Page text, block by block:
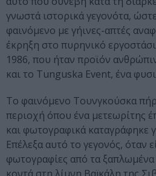
γνωστά ιστορικά γεγονότα,
φαινόμενο με γήινες-απτές
έκρηξη στο πυρηνικό
1986, που ήταν προϊόν
και το Tunguska Event, ένα
Το φαινόμενο Τουνγκούσκα
περιοχή όπου ένα μετεωρίτης
και φωτογραφικά καταγράφηκε
Επέλεξα αυτό το γεγονός, όταν
φωτογραφίες από τα